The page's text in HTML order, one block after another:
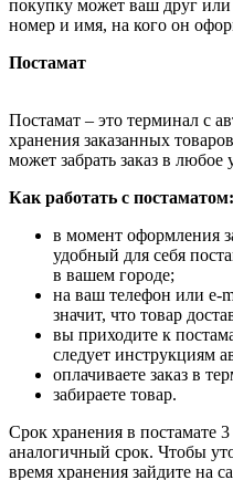
покупку может ваш друг или
номер и имя, на кого он
Постамат
Постамат – это терминал с
хранения заказанных
может забрать заказ в любое
Как работать с постаматом:
в момент оформления
удобный для себя
в вашем городе;
на ваш телефон или e-
значит, что товар
вы приходите к
следует инструкциям
оплачиваете заказ в
забираете товар.
Срок хранения в постамате
аналогичный срок. Чтобы
время хранения зайдите на